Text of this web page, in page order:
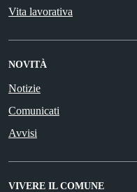
Vita lavorativa
NOVITÀ
Notizie
Comunicati
Avvisi
VIVERE IL COMUNE